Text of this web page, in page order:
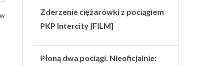
Zderzenie ciężarówki z pociągiem
PKP Intercity [FILM]
Płoną dwa pociągi. Nieoficjalnie: